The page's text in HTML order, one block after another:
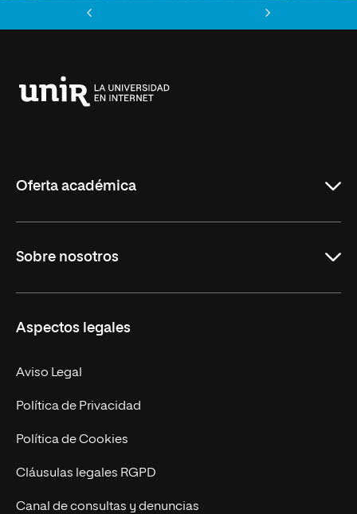
Oferta académica
Másteres Oficiales
Doctorados
Experto Universitario
Postgrados
Cursos Universitarios
Sobre nosotros
Facultades
Nuestro Equipo
Trabaja en UNIR
Actualidad
UNIR Revista
Eventos
Aspectos legales
Aviso Legal
Política de Privacidad
Política de Cookies
Cláusulas legales RGPD
Canal de consultas y denuncias